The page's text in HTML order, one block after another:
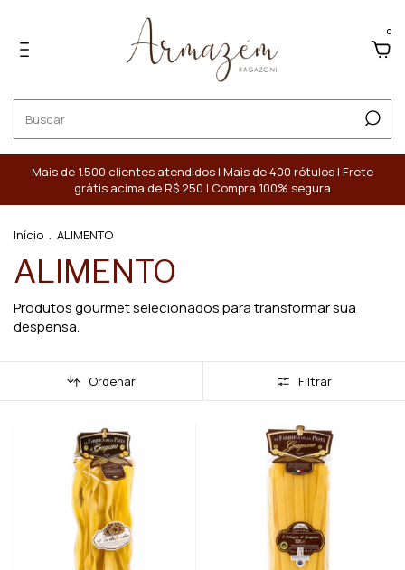
0
Mais de 1.500 clientes atendidos | Mais de 400 rótulos | Frete
grátis acima de R$ 250 | Compra 100% segura
Início . ALIMENTO
ALIMENTO
Produtos gourmet selecionados para transformar sua
despensa.
Ordenar Filtrar